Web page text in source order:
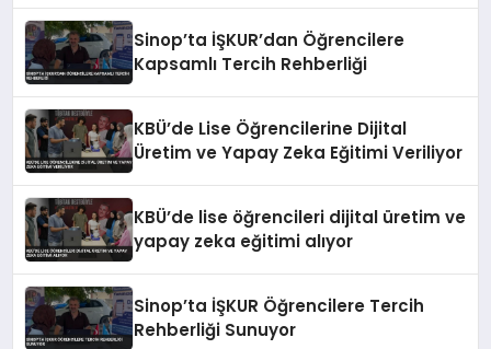
Sinop’ta İŞKUR’dan Öğrencilere
Kapsamlı Tercih Rehberliği
KBÜ’de Lise Öğrencilerine Dijital
Üretim ve Yapay Zeka Eğitimi Veriliyor
KBÜ’de lise öğrencileri dijital üretim ve
yapay zeka eğitimi alıyor
Sinop’ta İŞKUR Öğrencilere Tercih
Rehberliği Sunuyor